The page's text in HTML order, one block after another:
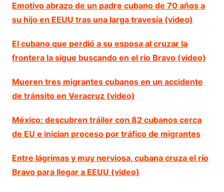
Emotivo abrazo de un padre cubano de 70 años a
su hijo en EEUU tras una larga travesía (video)
El cubano que perdió a su esposa al cruzar la
frontera la sigue buscando en el río Bravo (video)
Mueren tres migrantes cubanos en un accidente
de tránsito en Veracruz (video)
México: descubren tráiler con 82 cubanos cerca
de EU e inician proceso por tráfico de migrantes
Entre lágrimas y muy nerviosa, cubana cruza el río
Bravo para llegar a EEUU (video)